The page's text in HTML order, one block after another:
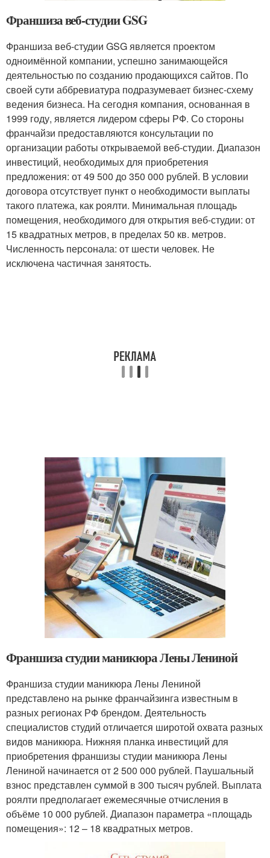
Франшиза веб-студии GSG
Франшиза веб-студии GSG является проектом
одноимённой компании, успешно занимающейся
деятельностью по созданию продающихся сайтов. По
своей сути аббревиатура подразумевает бизнес-схему
ведения бизнеса. На сегодня компания, основанная в
1999 году, является лидером сферы РФ. Со стороны
франчайзи предоставляются консультации по
организации работы открываемой веб-студии. Диапазон
инвестиций, необходимых для приобретения
предложения: от 49 500 до 350 000 рублей. В условии
договора отсутствует пункт о необходимости выплаты
такого платежа, как роялти. Минимальная площадь
помещения, необходимого для открытия веб-студии: от
15 квадратных метров, в пределах 50 кв. метров.
Численность персонала: от шести человек. Не
исключена частичная занятость.
Франшиза студии маникюра Лены Лениной
Франшиза студии маникюра Лены Лениной
представлено на рынке франчайзинга известным в
разных регионах РФ брендом. Деятельность
специалистов студий отличается широтой охвата разных
видов маникюра. Нижняя планка инвестиций для
приобретения франшизы студии маникюра Лены
Лениной начинается от 2 500 000 рублей. Паушальный
взнос представлен суммой в 300 тысяч рублей. Выплата
роялти предполагает ежемесячные отчисления в
объёме 10 000 рублей. Диапазон параметра «площадь
помещения»: 12 – 18 квадратных метров.